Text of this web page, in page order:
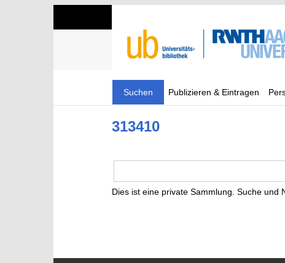
Suchen Publizieren & Eintragen
313410
Dies ist eine private Sammlung. Suche und